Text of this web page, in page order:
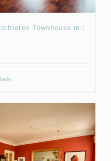
Townhouse mit